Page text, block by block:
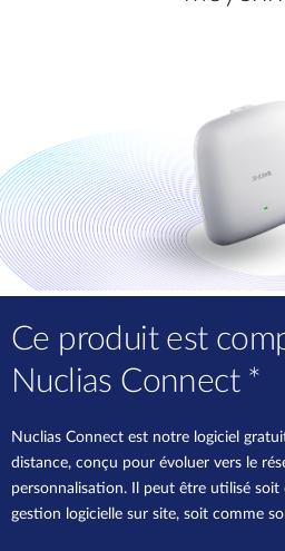
Ce produit est
Nuclias Connect *
Nuclias Connect est notre logiciel
distance, conçu pour évoluer vers le
personnalisation. Il peut être utilisé
gestion logicielle sur site, soit comme